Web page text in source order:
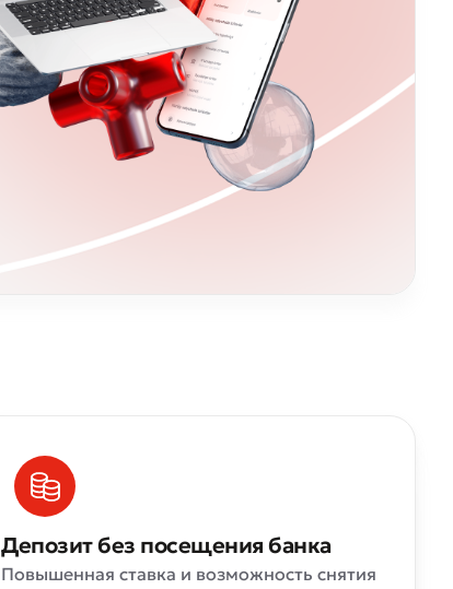
Депозит без посещения банка
Повышенная ставка и возможность снятия